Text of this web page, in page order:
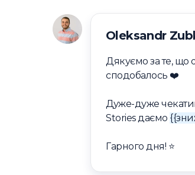
Oleksandr
Дякуємо за те, що
сподобалось ❤️
Дуже-дуже
Stories даємо
Гарного дня! ⭐️